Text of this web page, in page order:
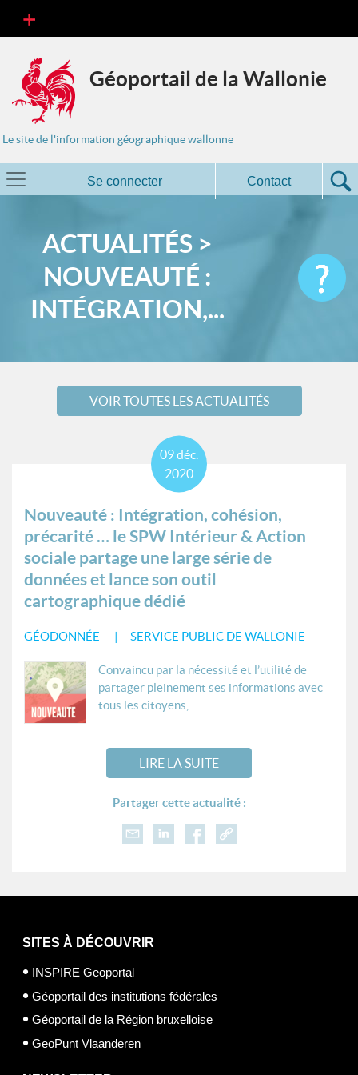
Géoportail de la Wallonie
Le site de l'information géographique wallonne
Se connecter Contact
ACTUALITÉS >
NOUVEAUTÉ :
INTÉGRATION,...
VOIR TOUTES LES ACTUALITÉS
Nouveauté : Intégration, cohésion,
précarité … le SPW Intérieur & Action
sociale partage une large série de
données et lance son outil
cartographique dédié
GÉODONNÉE SERVICE PUBLIC DE WALLONIE
09déc.
2020
Convaincu par la nécessité et l’utilité de
partager pleinement ses informations avec
tous les citoyens,...
LIRE LA SUITE
Partager cette actualité :
SITES À DÉCOUVRIR
INSPIRE Geoportal
Géoportail des institutions fédérales
Géoportail de la Région bruxelloise
GeoPunt Vlaanderen